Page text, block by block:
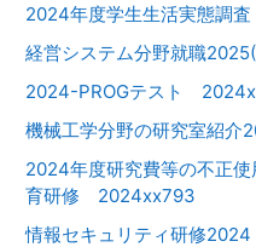
2024年度学生生活実態調
経営システム分野就職
2024-PROGテスト
機械工学分野の研究室紹
2024年度研究費等の不正
育研修 2024xx793
情報セキュリティ研修